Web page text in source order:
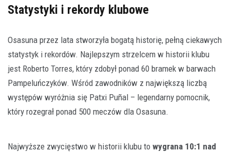
Statystyki i rekordy klubowe
Osasuna przez lata stworzyła bogatą historię, pełną ciekawych
statystyk i rekordów. Najlepszym strzelcem w historii klubu
jest Roberto Torres, który zdobył ponad 60 bramek w barwach
Pampeluńczyków. Wśród zawodników z największą liczbą
występów wyróżnia się Patxi Puñal – legendarny pomocnik,
który rozegrał ponad 500 meczów dla Osasuna.
Najwyższe zwycięstwo w historii klubu to wygrana 10:1 nad